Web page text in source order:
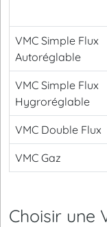
VMC Simple Flux
Autoréglable
VMC Simple Flux
Hygroréglable
VMC Double Flux
VMC Gaz
Choisir une